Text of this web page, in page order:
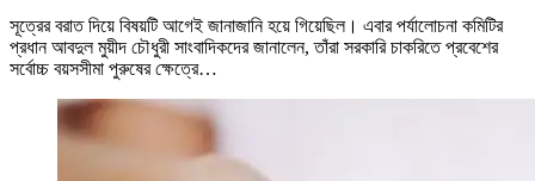
সূত্রের বরাত দিয়ে বিষয়টি আগেই জানাজানি হয়ে গিয়েছিল। এবার পর্যালোচনা কমিটির
প্রধান আবদুল মুয়ীদ চৌধুরী সাংবাদিকদের জানালেন, তাঁরা সরকারি চাকরিতে প্রবেশের
সর্বোচ্চ বয়সসীমা পুরুষের ক্ষেত্রে…